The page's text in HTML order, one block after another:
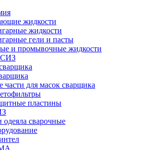
жидкости
жидкости
гели и пасты
и промывочные жидкости
СИЗ
части для масок сварщика
пластины
сварочные